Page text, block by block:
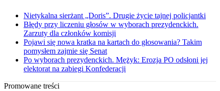
Nietykalna sierżant „Doris”. Drugie życie tajnej policjantki
Błędy przy liczeniu głosów w wyborach prezydenckich.
Zarzuty dla członków komisji
Pojawi się nowa kratka na kartach do głosowania? Takim
pomysłem zajmie się Senat
Po wyborach prezydenckich. Mężyk: Erozja PO odsłoni jej
elektorat na zabiegi Konfederacji
Promowane treści